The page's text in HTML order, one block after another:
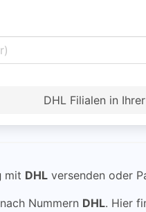
DHL Filialen in
mit DHL versenden oder
Nummern DHL. Hier